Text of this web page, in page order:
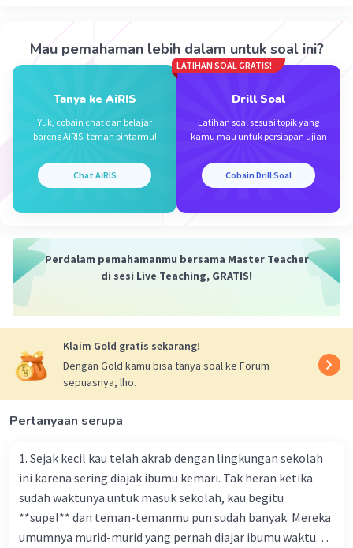
Mau pemahaman lebih dalam untuk soal ini?
Tanya ke AiRIS
Yuk, cobain chat dan belajar
bareng AiRIS, teman pintarmu!
Chat AiRIS
LATIHAN SOAL GRATIS!
Drill Soal
Latihan soal sesuai topik yang
kamu mau untuk persiapan ujian
Cobain Drill Soal
Perdalam pemahamanmu bersama Master Teacher
di sesi Live Teaching, GRATIS!
Klaim Gold gratis sekarang!
Dengan Gold kamu bisa tanya soal ke Forum
sepuasnya, lho.
Pertanyaan serupa
1. Sejak kecil kau telah akrab dengan lingkungan sekolah
ini karena sering diajak ibumu kemari. Tak heran ketika
sudah waktunya untuk masuk sekolah, kau begitu
**supel** dan teman-temanmu pun sudah banyak. Mereka
umumnya murid-murid yang pernah diajar ibumu waktu